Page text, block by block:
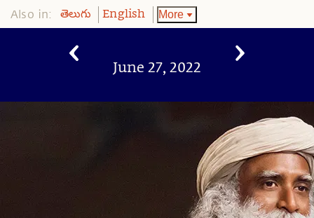
Also in: తెలుగు English More
June 27, 2022